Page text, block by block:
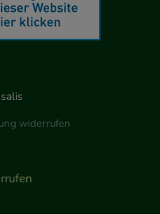
widerrufen